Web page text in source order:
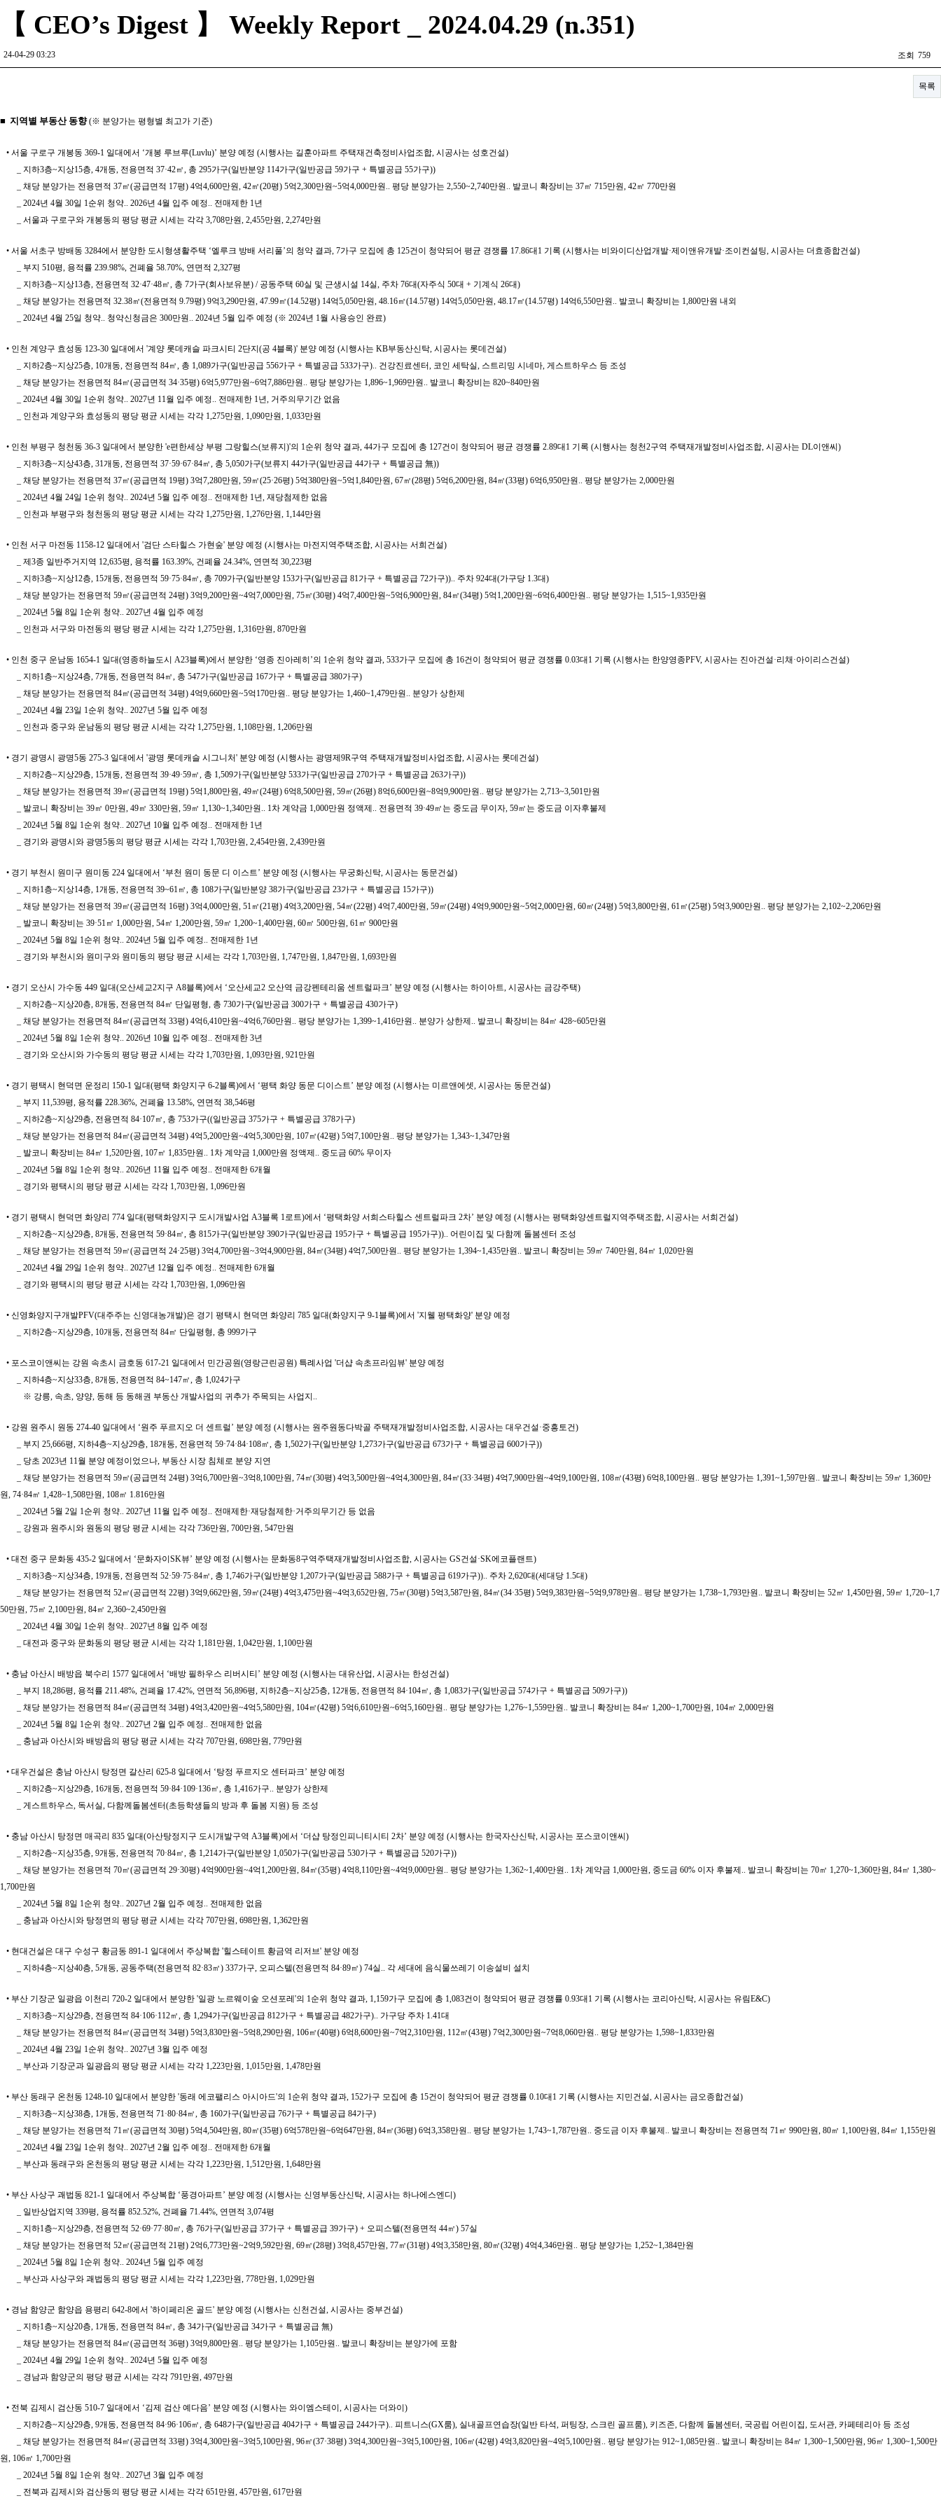
【 CEO’s Digest 】 Weekly Report _ 2024.04.29 (n.351)
24-04-29 03:23 조회 759
목록
■ 지역별 부동산 동향(※ 분양가는 평형별 최고가 기준)
• 서울 구로구 개봉동 369-1 일대에서 ‘개봉 루브루(Luvlu)’ 분양 예정 (시행사는 길훈아파트 주택재건축정비사업조합, 시공사는 성호건설)
_ 지하3층~지상15층, 4개동, 전용면적 37·42㎡, 총 295가구(일반분양 114가구(일반공급 59가구 + 특별공급 55가구))
_ 채당 분양가는 전용면적 37㎡(공급면적 17평) 4억4,600만원, 42㎡(20평) 5억2,300만원~5억4,000만원.. 평당 분양가는 2,550~2,740만원.. 발코니 확장비는 37㎡ 715만원, 42㎡ 770만원
_ 2024년 4월 30일 1순위 청약.. 2026년 4월 입주 예정.. 전매제한 1년
_ 서울과 구로구와 개봉동의 평당 평균 시세는 각각 3,708만원, 2,455만원, 2,274만원
• 서울 서초구 방배동 3284에서 분양한 도시형생활주택 ‘엘루크 방배 서리풀’의 청약 결과, 7가구 모집에 총 125건이 청약되어 평균 경쟁률 17.86대1 기록 (시행사는 비와이디산업개발·제이앤유개발·조이컨설팅, 시공사는 더효종합건설)
_ 부지 510평, 용적률 239.98%, 건폐율 58.70%, 연면적 2,327평
_ 지하3층~지상13층, 전용면적 32·47·48㎡, 총 7가구(회사보유분) / 공동주택 60실 및 근생시설 14실, 주차 76대(자주식 50대 + 기계식 26대)
_ 채당 분양가는 전용면적 32.38㎡(전용면적 9.79평) 9억3,290만원, 47.99㎡(14.52평) 14억5,050만원, 48.16㎡(14.57평) 14억5,050만원, 48.17㎡(14.57평) 14억6,550만원.. 발코니 확장비는 1,800만원 내외
_ 2024년 4월 25일 청약.. 청약신청금은 300만원.. 2024년 5월 입주 예정 (※ 2024년 1월 사용승인 완료)
• 인천 계양구 효성동 123-30 일대에서 '계양 롯데캐슬 파크시티 2단지(공 4블록)' 분양 예정 (시행사는 KB부동산신탁, 시공사는 롯데건설)
_ 지하2층~지상25층, 10개동, 전용면적 84㎡, 총 1,089가구(일반공급 556가구 + 특별공급 533가구).. 건강진료센터, 코인 세탁실, 스트리밍 시네마, 게스트하우스 등 조성
_ 채당 분양가는 전용면적 84㎡(공급면적 34·35평) 6억5,977만원~6억7,886만원.. 평당 분양가는 1,896~1,969만원.. 발코니 확장비는 820~840만원
_ 2024년 4월 30일 1순위 청약.. 2027년 11월 입주 예정.. 전매제한 1년, 거주의무기간 없음
_ 인천과 계양구와 효성동의 평당 평균 시세는 각각 1,275만원, 1,090만원, 1,033만원
• 인천 부평구 청천동 36-3 일대에서 분양한 'e편한세상 부평 그랑힐스(보류지)'의 1순위 청약 결과, 44가구 모집에 총 127건이 청약되어 평균 경쟁률 2.89대1 기록 (시행사는 청천2구역 주택재개발정비사업조합, 시공사는 DL이앤씨)
_ 지하3층~지상43층, 31개동, 전용면적 37·59·67·84㎡, 총 5,050가구(보류지 44가구(일반공급 44가구 + 특별공급 無))
_ 채당 분양가는 전용면적 37㎡(공급면적 19평) 3억7,280만원, 59㎡(25·26평) 5억380만원~5억1,840만원, 67㎡(28평) 5억6,200만원, 84㎡(33평) 6억6,950만원.. 평당 분양가는 2,000만원
_ 2024년 4월 24일 1순위 청약.. 2024년 5월 입주 예정.. 전매제한 1년, 재당첨제한 없음
_ 인천과 부평구와 청천동의 평당 평균 시세는 각각 1,275만원, 1,276만원, 1,144만원
• 인천 서구 마전동 1158-12 일대에서 '검단 스타힐스 가현숲' 분양 예정 (시행사는 마전지역주택조합, 시공사는 서희건설)
_ 제3종 일반주거지역 12,635평, 용적률 163.39%, 건폐율 24.34%, 연면적 30,223평
_ 지하3층~지상12층, 15개동, 전용면적 59·75·84㎡, 총 709가구(일반분양 153가구(일반공급 81가구 + 특별공급 72가구)).. 주차 924대(가구당 1.3대)
_ 채당 분양가는 전용면적 59㎡(공급면적 24평) 3억9,200만원~4억7,000만원, 75㎡(30평) 4억7,400만원~5억6,900만원, 84㎡(34평) 5억1,200만원~6억6,400만원.. 평당 분양가는 1,515~1,935만원
_ 2024년 5월 8일 1순위 청약.. 2027년 4월 입주 예정
_ 인천과 서구와 마전동의 평당 평균 시세는 각각 1,275만원, 1,316만원, 870만원
• 인천 중구 운남동 1654-1 일대(영종하늘도시 A23블록)에서 분양한 ‘영종 진아레히’의 1순위 청약 결과, 533가구 모집에 총 16건이 청약되어 평균 경쟁률 0.03대1 기록 (시행사는 한양영종PFV, 시공사는 진아건설·리채·아이리스건설)
_ 지하1층~지상24층, 7개동, 전용면적 84㎡, 총 547가구(일반공급 167가구 + 특별공급 380가구)
_ 채당 분양가는 전용면적 84㎡(공급면적 34평) 4억9,660만원~5억170만원.. 평당 분양가는 1,460~1,479만원.. 분양가 상한제
_ 2024년 4월 23일 1순위 청약.. 2027년 5월 입주 예정
_ 인천과 중구와 운남동의 평당 평균 시세는 각각 1,275만원, 1,108만원, 1,206만원
• 경기 광명시 광명5동 275-3 일대에서 '광명 롯데캐슬 시그니처' 분양 예정 (시행사는 광명제9R구역 주택재개발정비사업조합, 시공사는 롯데건설)
_ 지하2층~지상29층, 15개동, 전용면적 39·49·59㎡, 총 1,509가구(일반분양 533가구(일반공급 270가구 + 특별공급 263가구))
_ 채당 분양가는 전용면적 39㎡(공급면적 19평) 5억1,800만원, 49㎡(24평) 6억8,500만원, 59㎡(26평) 8억6,600만원~8억9,900만원.. 평당 분양가는 2,713~3,501만원
_ 발코니 확장비는 39㎡ 0만원, 49㎡ 330만원, 59㎡ 1,130~1,340만원.. 1차 계약금 1,000만원 정액제.. 전용면적 39·49㎡는 중도금 무이자, 59㎡는 중도금 이자후불제
_ 2024년 5월 8일 1순위 청약.. 2027년 10월 입주 예정.. 전매제한 1년
_ 경기와 광명시와 광명5동의 평당 평균 시세는 각각 1,703만원, 2,454만원, 2,439만원
• 경기 부천시 원미구 원미동 224 일대에서 ‘부천 원미 동문 디 이스트’ 분양 예정 (시행사는 무궁화신탁, 시공사는 동문건설)
_ 지하1층~지상14층, 1개동, 전용면적 39~61㎡, 총 108가구(일반분양 38가구(일반공급 23가구 + 특별공급 15가구))
_ 채당 분양가는 전용면적 39㎡(공급면적 16평) 3억4,000만원, 51㎡(21평) 4억3,200만원, 54㎡(22평) 4억7,400만원, 59㎡(24평) 4억9,900만원~5억2,000만원, 60㎡(24평) 5억3,800만원, 61㎡(25평) 5억3,900만원.. 평당 분양가는 2,102~2,206만원
_ 발코니 확장비는 39·51㎡ 1,000만원, 54㎡ 1,200만원, 59㎡ 1,200~1,400만원, 60㎡ 500만원, 61㎡ 900만원
_ 2024년 5월 8일 1순위 청약.. 2024년 5월 입주 예정.. 전매제한 1년
_ 경기와 부천시와 원미구와 원미동의 평당 평균 시세는 각각 1,703만원, 1,747만원, 1,847만원, 1,693만원
• 경기 오산시 가수동 449 일대(오산세교2지구 A8블록)에서 ‘오산세교2 오산역 금강펜테리움 센트럴파크’ 분양 예정 (시행사는 하이아트, 시공사는 금강주택)
_ 지하2층~지상20층, 8개동, 전용면적 84㎡ 단일평형, 총 730가구(일반공급 300가구 + 특별공급 430가구)
_ 채당 분양가는 전용면적 84㎡(공급면적 33평) 4억6,410만원~4억6,760만원.. 평당 분양가는 1,399~1,416만원.. 분양가 상한제.. 발코니 확장비는 84㎡ 428~605만원
_ 2024년 5월 8일 1순위 청약.. 2026년 10월 입주 예정.. 전매제한 3년
_ 경기와 오산시와 가수동의 평당 평균 시세는 각각 1,703만원, 1,093만원, 921만원
• 경기 평택시 현덕면 운정리 150-1 일대(평택 화양지구 6-2블록)에서 ‘평택 화양 동문 디이스트’ 분양 예정 (시행사는 미르앤에셋, 시공사는 동문건설)
_ 부지 11,539평, 용적률 228.36%, 건폐율 13.58%, 연면적 38,546평
_ 지하2층~지상29층, 전용면적 84·107㎡, 총 753가구((일반공급 375가구 + 특별공급 378가구)
_ 채당 분양가는 전용면적 84㎡(공급면적 34평) 4억5,200만원~4억5,300만원, 107㎡(42평) 5억7,100만원.. 평당 분양가는 1,343~1,347만원
_ 발코니 확장비는 84㎡ 1,520만원, 107㎡ 1,835만원.. 1차 계약금 1,000만원 정액제.. 중도금 60% 무이자
_ 2024년 5월 8일 1순위 청약.. 2026년 11월 입주 예정.. 전매제한 6개월
_ 경기와 평택시의 평당 평균 시세는 각각 1,703만원, 1,096만원
• 경기 평택시 현덕면 화양리 774 일대(평택화양지구 도시개발사업 A3블록 1로트)에서 ‘평택화양 서희스타힐스 센트럴파크 2차’ 분양 예정 (시행사는 평택화양센트럴지역주택조합, 시공사는 서희건설)
_ 지하2층~지상29층, 8개동, 전용면적 59·84㎡, 총 815가구(일반분양 390가구(일반공급 195가구 + 특별공급 195가구)).. 어린이집 및 다함께 돌봄센터 조성
_ 채당 분양가는 전용면적 59㎡(공급면적 24·25평) 3억4,700만원~3억4,900만원, 84㎡(34평) 4억7,500만원.. 평당 분양가는 1,394~1,435만원.. 발코니 확장비는 59㎡ 740만원, 84㎡ 1,020만원
_ 2024년 4월 29일 1순위 청약.. 2027년 12월 입주 예정.. 전매제한 6개월
_ 경기와 평택시의 평당 평균 시세는 각각 1,703만원, 1,096만원
• 신영화양지구개발PFV(대주주는 신영대농개발)은 경기 평택시 현덕면 화양리 785 일대(화양지구 9-1블록)에서 '지웰 평택화양' 분양 예정
_ 지하2층~지상29층, 10개동, 전용면적 84㎡ 단일평형, 총 999가구
• 포스코이앤씨는 강원 속초시 금호동 617-21 일대에서 민간공원(영랑근린공원) 특례사업 '더샵 속초프라임뷰' 분양 예정
_ 지하4층~지상33층, 8개동, 전용면적 84~147㎡, 총 1,024가구
※ 강릉, 속초, 양양, 동해 등 동해권 부동산 개발사업의 귀추가 주목되는 사업지..
• 강원 원주시 원동 274-40 일대에서 ‘원주 푸르지오 더 센트럴’ 분양 예정 (시행사는 원주원동다박골 주택재개발정비사업조합, 시공사는 대우건설·중흥토건)
_ 부지 25,666평, 지하4층~지상29층, 18개동, 전용면적 59·74·84·108㎡, 총 1,502가구(일반분양 1,273가구(일반공급 673가구 + 특별공급 600가구))
_ 당초 2023년 11월 분양 예정이었으나, 부동산 시장 침체로 분양 지연
_ 채당 분양가는 전용면적 59㎡(공급면적 24평) 3억6,700만원~3억8,100만원, 74㎡(30평) 4억3,500만원~4억4,300만원, 84㎡(33·34평) 4억7,900만원~4억9,100만원, 108㎡(43평) 6억8,100만원.. 평당 분양가는 1,391~1,597만원.. 발코니 확장비는 59㎡ 1,360만
원, 74·84㎡ 1,428~1,508만원, 108㎡ 1.816만원
_ 2024년 5월 2일 1순위 청약.. 2027년 11월 입주 예정.. 전매제한·재당첨제한·거주의무기간 등 없음
_ 강원과 원주시와 원동의 평당 평균 시세는 각각 736만원, 700만원, 547만원
• 대전 중구 문화동 435-2 일대에서 ‘문화자이SK뷰’ 분양 예정 (시행사는 문화동8구역주택재개발정비사업조합, 시공사는 GS건설·SK에코플랜트)
_ 지하3층~지상34층, 19개동, 전용면적 52·59·75·84㎡, 총 1,746가구(일반분양 1,207가구(일반공급 588가구 + 특별공급 619가구)).. 주차 2,620대(세대당 1.5대)
_ 채당 분양가는 전용면적 52㎡(공급면적 22평) 3억9,662만원, 59㎡(24평) 4억3,475만원~4억3,652만원, 75㎡(30평) 5억3,587만원, 84㎡(34·35평) 5억9,383만원~5억9,978만원.. 평당 분양가는 1,738~1,793만원.. 발코니 확장비는 52㎡ 1,450만원, 59㎡ 1,720~1,7
50만원, 75㎡ 2,100만원, 84㎡ 2,360~2,450만원
_ 2024년 4월 30일 1순위 청약.. 2027년 8월 입주 예정
_ 대전과 중구와 문화동의 평당 평균 시세는 각각 1,181만원, 1,042만원, 1,100만원
• 충남 아산시 배방읍 북수리 1577 일대에서 ‘배방 필하우스 리버시티’ 분양 예정 (시행사는 대유산업, 시공사는 한성건설)
_ 부지 18,286평, 용적률 211.48%, 건폐율 17.42%, 연면적 56,896평, 지하2층~지상25층, 12개동, 전용면적 84·104㎡, 총 1,083가구(일반공급 574가구 + 특별공급 509가구))
_ 채당 분양가는 전용면적 84㎡(공급면적 34평) 4억3,420만원~4억5,580만원, 104㎡(42평) 5억6,610만원~6억5,160만원.. 평당 분양가는 1,276~1,559만원.. 발코니 확장비는 84㎡ 1,200~1,700만원, 104㎡ 2,000만원
_ 2024년 5월 8일 1순위 청약.. 2027년 2월 입주 예정.. 전매제한 없음
_ 충남과 아산시와 배방읍의 평당 평균 시세는 각각 707만원, 698만원, 779만원
• 대우건설은 충남 아산시 탕정면 갈산리 625-8 일대에서 ‘탕정 푸르지오 센터파크’ 분양 예정
_ 지하2층~지상29층, 16개동, 전용면적 59·84·109·136㎡, 총 1,416가구.. 분양가 상한제
_ 게스트하우스, 독서실, 다함께돌봄센터(초등학생들의 방과 후 돌봄 지원) 등 조성
• 충남 아산시 탕정면 매곡리 835 일대(아산탕정지구 도시개발구역 A3블록)에서 ‘더샵 탕정인피니티시티 2차’ 분양 예정 (시행사는 한국자산신탁, 시공사는 포스코이앤씨)
_ 지하2층~지상35층, 9개동, 전용면적 70·84㎡, 총 1,214가구(일반분양 1,050가구(일반공급 530가구 + 특별공급 520가구))
_ 채당 분양가는 전용면적 70㎡(공급면적 29·30평) 4억900만원~4억1,200만원, 84㎡(35평) 4억8,110만원~4억9,000만원.. 평당 분양가는 1,362~1,400만원.. 1차 계약금 1,000만원, 중도금 60% 이자 후불제.. 발코니 확장비는 70㎡ 1,270~1,360만원, 84㎡ 1,380~
1,700만원
_ 2024년 5월 8일 1순위 청약.. 2027년 2월 입주 예정.. 전매제한 없음
_ 충남과 아산시와 탕정면의 평당 평균 시세는 각각 707만원, 698만원, 1,362만원
• 현대건설은 대구 수성구 황금동 891-1 일대에서 주상복합 '힐스테이트 황금역 리저브' 분양 예정
_ 지하4층~지상40층, 5개동, 공동주택(전용면적 82·83㎡) 337가구, 오피스텔(전용면적 84·89㎡) 74실.. 각 세대에 음식물쓰레기 이송설비 설치
• 부산 기장군 일광읍 이천리 720-2 일대에서 분양한 '일광 노르웨이숲 오션포레'의 1순위 청약 결과, 1,159가구 모집에 총 1,083건이 청약되어 평균 경쟁률 0.93대1 기록 (시행사는 코리아신탁, 시공사는 유림E&C)
_ 지하3층~지상29층, 전용면적 84·106·112㎡, 총 1,294가구(일반공급 812가구 + 특별공급 482가구).. 가구당 주차 1.41대
_ 채당 분양가는 전용면적 84㎡(공급면적 34평) 5억3,830만원~5억8,290만원, 106㎡(40평) 6억8,600만원~7억2,310만원, 112㎡(43평) 7억2,300만원~7억8,060만원.. 평당 분양가는 1,598~1,833만원
_ 2024년 4월 23일 1순위 청약.. 2027년 3월 입주 예정
_ 부산과 기장군과 일광읍의 평당 평균 시세는 각각 1,223만원, 1,015만원, 1,478만원
• 부산 동래구 온천동 1248-10 일대에서 분양한 '동래 에코팰리스 아시아드'의 1순위 청약 결과, 152가구 모집에 총 15건이 청약되어 평균 경쟁률 0.10대1 기록 (시행사는 지민건설, 시공사는 금오종합건설)
_ 지하3층~지상38층, 1개동, 전용면적 71·80·84㎡, 총 160가구(일반공급 76가구 + 특별공급 84가구)
_ 채당 분양가는 전용면적 71㎡(공급면적 30평) 5억4,504만원, 80㎡(35평) 6억578만원~6억647만원, 84㎡(36평) 6억3,358만원.. 평당 분양가는 1,743~1,787만원.. 중도금 이자 후불제.. 발코니 확장비는 전용면적 71㎡ 990만원, 80㎡ 1,100만원, 84㎡ 1,155만원
_ 2024년 4월 23일 1순위 청약.. 2027년 2월 입주 예정.. 전매제한 6개월
_ 부산과 동래구와 온천동의 평당 평균 시세는 각각 1,223만원, 1,512만원, 1,648만원
• 부산 사상구 괘법동 821-1 일대에서 주상복합 ‘풍경아파트’ 분양 예정 (시행사는 신영부동산신탁, 시공사는 하나에스엔디)
_ 일반상업지역 339평, 용적률 852.52%, 건폐율 71.44%, 연면적 3,074평
_ 지하1층~지상29층, 전용면적 52·69·77·80㎡, 총 76가구(일반공급 37가구 + 특별공급 39가구) + 오피스텔(전용면적 44㎡) 57실
_ 채당 분양가는 전용면적 52㎡(공급면적 21평) 2억6,773만원~2억9,592만원, 69㎡(28평) 3억8,457만원, 77㎡(31평) 4억3,358만원, 80㎡(32평) 4억4,346만원.. 평당 분양가는 1,252~1,384만원
_ 2024년 5월 8일 1순위 청약.. 2024년 5월 입주 예정
_ 부산과 사상구와 괘법동의 평당 평균 시세는 각각 1,223만원, 778만원, 1,029만원
• 경남 함양군 함양읍 용평리 642-8에서 '하이페리온 골드' 분양 예정 (시행사는 신천건설, 시공사는 중부건설)
_ 지하1층~지상20층, 1개동, 전용면적 84㎡, 총 34가구(일반공급 34가구 + 특별공급 無)
_ 채당 분양가는 전용면적 84㎡(공급면적 36평) 3억9,800만원.. 평당 분양가는 1,105만원.. 발코니 확장비는 분양가에 포함
_ 2024년 4월 29일 1순위 청약.. 2024년 5월 입주 예정
_ 경남과 함양군의 평당 평균 시세는 각각 791만원, 497만원
• 전북 김제시 검산동 510-7 일대에서 ‘김제 검산 예다음’ 분양 예정 (시행사는 와이엠스테이, 시공사는 더와이)
_ 지하2층~지상29층, 9개동, 전용면적 84·96·106㎡, 총 648가구(일반공급 404가구 + 특별공급 244가구).. 피트니스(GX룸), 실내골프연습장(일반 타석, 퍼팅장, 스크린 골프룸), 키즈존, 다함께 돌봄센터, 국공립 어린이집, 도서관, 카페테리아 등 조성
_ 채당 분양가는 전용면적 84㎡(공급면적 33평) 3억4,300만원~3억5,100만원, 96㎡(37·38평) 3억4,300만원~3억5,100만원, 106㎡(42평) 4억3,820만원~4억5,100만원.. 평당 분양가는 912~1,085만원.. 발코니 확장비는 84㎡ 1,300~1,500만원, 96㎡ 1,300~1,500만
원, 106㎡ 1,700만원
_ 2024년 5월 8일 1순위 청약.. 2027년 3월 입주 예정
_ 전북과 김제시와 검산동의 평당 평균 시세는 각각 651만원, 457만원, 617만원